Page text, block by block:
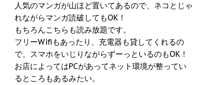
人気のマンガが山ほど置いてあるので、ネコとじゃ
れながらマンガ読破してもOK！
もちろんこちらも読み放題です。
フリーWifiもあったり、充電器も貸してくれるの
で、スマホをいじりながらずーっといるのもOK！
お店によってはPCがあってネット環境が整ってい
るところもあるみたい。